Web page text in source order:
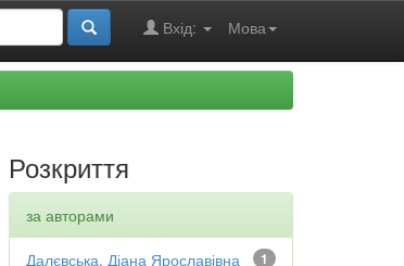
Мова
Вхід:
Розкриття
за авторами
1
Далєвська, Діана Ярославівна